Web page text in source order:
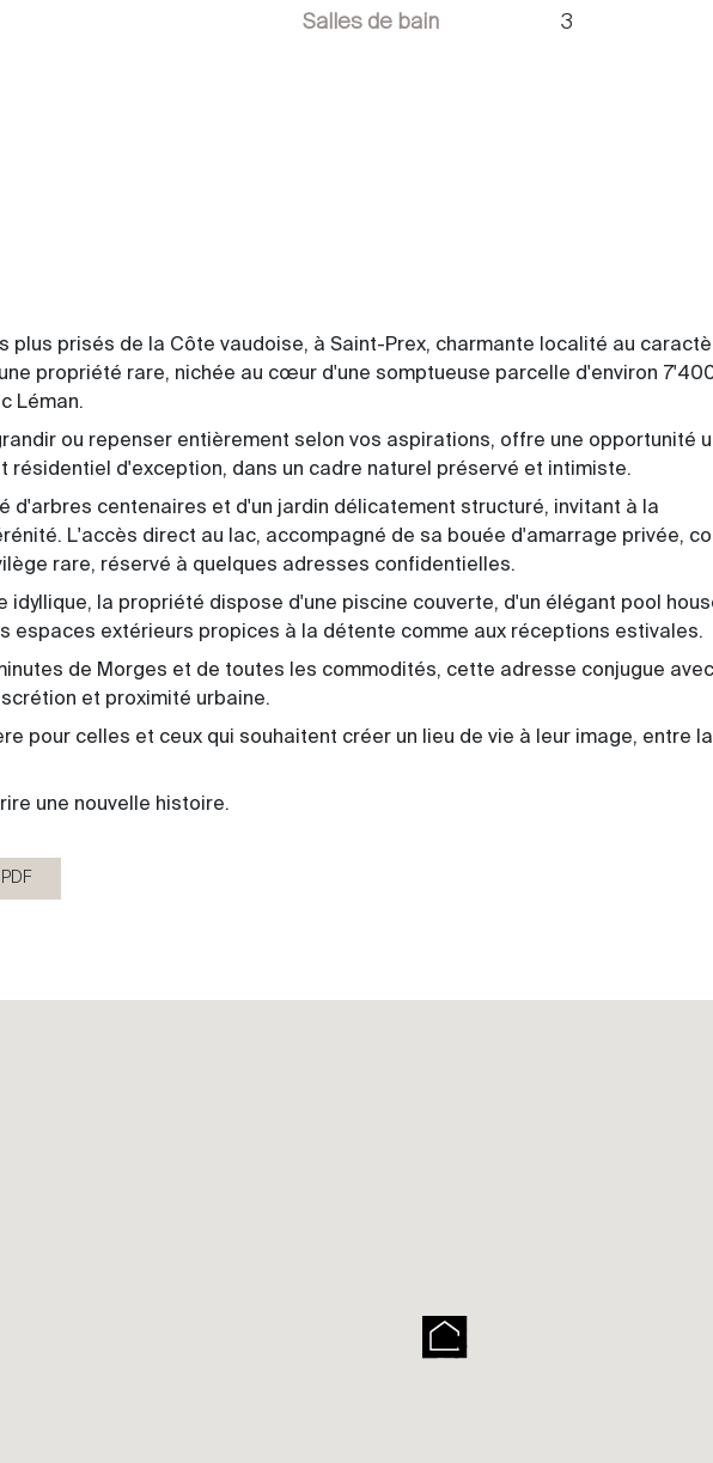
Salles de bain 3
plus prisés de la Côte vaudoise, à Saint-Prex, charmante localité au
propriété rare, nichée au cœur d'une somptueuse parcelle d'environ
Léman.
ou repenser entièrement selon vos aspirations, offre une opportunité
résidentiel d'exception, dans un cadre naturel préservé et intimiste.
d'arbres centenaires et d'un jardin délicatement structuré, invitant à la
L'accès direct au lac, accompagné de sa bouée d'amarrage privée,
rare, réservé à quelques adresses confidentielles.
idyllique, la propriété dispose d'une piscine couverte, d'un élégant pool
espaces extérieurs propices à la détente comme aux réceptions estivales.
de Morges et de toutes les commodités, cette adresse conjugue avec
et proximité urbaine.
pour celles et ceux qui souhaitent créer un lieu de vie à leur image, entre
une nouvelle histoire.